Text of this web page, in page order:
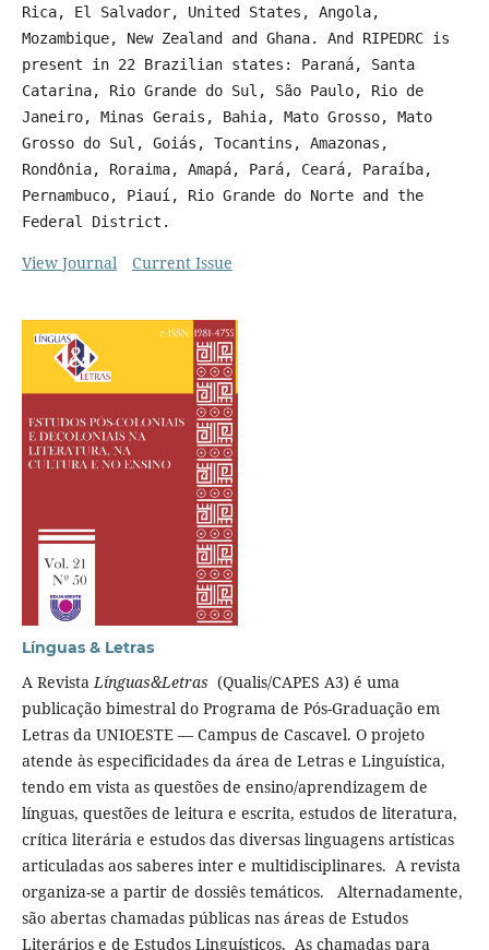
Rica, El Salvador, United States, Angola,
Mozambique, New Zealand and Ghana. And RIPEDRC is
present in 22 Brazilian states: Paraná, Santa
Catarina, Rio Grande do Sul, São Paulo, Rio de
Janeiro, Minas Gerais, Bahia, Mato Grosso, Mato
Grosso do Sul, Goiás, Tocantins, Amazonas,
Rondônia, Roraima, Amapá, Pará, Ceará, Paraíba,
Pernambuco, Piauí, Rio Grande do Norte and the
Federal District.
View Journal Current Issue
Línguas & Letras
A RevistaLínguas&Letras (Qualis/CAPES A3) é uma
publicação bimestral do Programa de Pós-Graduação em
Letras da UNIOESTE — Campus de Cascavel. O projeto
atende às especificidades da área de Letras e Linguística,
tendo em vista as questões de ensino/aprendizagem de
línguas, questões de leitura e escrita, estudos de literatura,
crítica literária e estudos das diversas linguagens artísticas
articuladas aos saberes inter e multidisciplinares. A revista
organiza-se a partir de dossiês temáticos. Alternadamente,
são abertas chamadas públicas nas áreas de Estudos
Literários e de Estudos Linguísticos. As chamadas para